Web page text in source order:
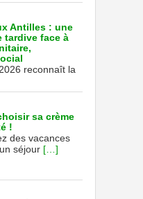
Antilles : une
tardive face à
reconnaît la
sa crème
!
des vacances
séjour […]